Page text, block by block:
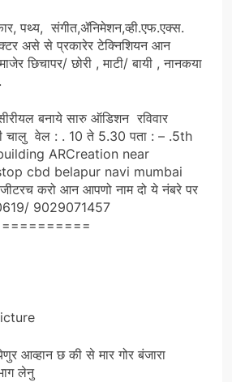
पथ्य, संगीत,ॲनिमेशन,व्ही.एफ.एक्स.
असे से प्रकारेर टेक्निशियन आन
छिचापर/ छोरी , माटी/ बायी , नानकया
बनाये सारु ऑडिशन रविवार
चालु वेल : . 10 ते 5.30 पता : – .5th
ARCreation near
cbd belapur navi mumbai
करो आन आपणो नाम दो ये नंबरे पर
9029071457
आव्हान छ की से मार गोर बंजारा
लेनु